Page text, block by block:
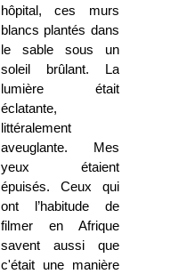
hôpital, ces murs
blancs plantés dans
le sable sous un
soleil brûlant. La
lumière était
éclatante,
littéralement
aveuglante. Mes
yeux étaient
épuisés. Ceux qui
ont l’habitude de
filmer en Afrique
savent aussi que
c'était une manière